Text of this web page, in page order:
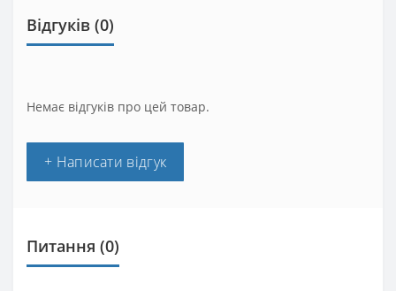
Відгуків (0)
Немає відгуків про цей товар.
+ Написати відгук
Питання (0)